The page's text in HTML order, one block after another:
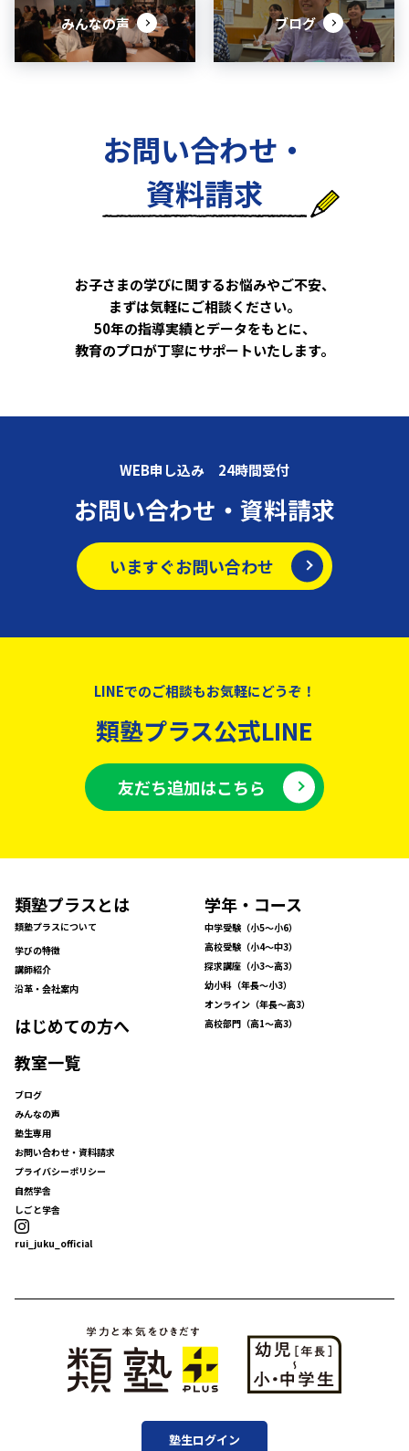
みんなの声 ブログ
お問い合わせ・
資料請求
お子さまの学びに関するお悩みやご不安、
まずは気軽にご相談ください。
50年の指導実績とデータをもとに、
教育のプロが丁寧にサポートいたします。
WEB申し込み 24時間受付
お問い合わせ・資料請求
いますぐお問い合わせ
LINEでのご相談もお気軽にどうぞ！
類塾プラス公式LINE
友だち追加はこちら
塾生ログイン
類塾プラスとは
類塾プラスについて
学びの特徴
講師紹介
沿革・会社案内
はじめての方へ
教室一覧
学年・コース
中学受験（小5〜小6）
高校受験（小4〜中3）
探求講座（小3〜高3）
幼小科（年長〜小3）
オンライン（年長〜高3）
高校部門（高1〜高3）
ブログ
みんなの声
塾生専用
お問い合わせ・資料請求
プライバシーポリシー
自然学舎
しごと学舎
rui_juku_official